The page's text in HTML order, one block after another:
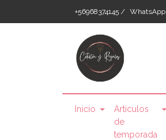
+56968374145 / WhatsApp
Inicio
Artículos
de
temporada